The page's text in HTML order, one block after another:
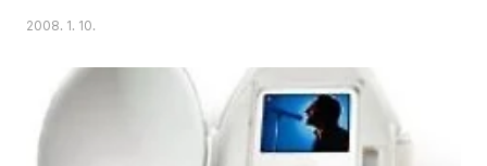
예정이다. 최근 수년 간 라디오는 선풍적인 디지털 열기에 밀려 주춤해왔다. 라
(XM Satellite Radio)와 시리우스 위성라디오(Sirius Satellite Radio)가
서로 경쟁하고 있다. 또한 새로운 HD 디지털 라디오 기술의 양상뿐만 아니라
웹상에서 넘쳐나고 있는 라디오 콘텐츠들과도 대결을 벌이고 있다. 그러나
CES 2008에서 첫 선을 보인 차세대 데스크톱 라디오는 많은 전시제품들 ..
2008. 1. 10.